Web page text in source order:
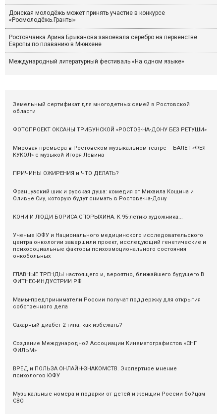
Донская молодёжь может принять участие в конкурсе
«Росмолодёжь.Гранты»
Ростовчанка Арина Брыканова завоевала серебро на первенстве
Европы по плаванию в Мюнхене
Международный литературный фестиваль «На одном языке»
Земельный сертификат для многодетных семей в Ростовской
области
ФОТОПРОЕКТ ОКСАНЫ ТРИБУНСКОЙ «РОСТОВ-НА-ДОНУ БЕЗ РЕТУШИ»
Мировая премьера в Ростовском музыкальном театре – БАЛЕТ «ФЕЯ
КУКОЛ» с музыкой Игоря Левина
ПРИЧИНЫ ОЖИРЕНИЯ и ЧТО ДЕЛАТЬ?
Французский шик и русская душа: комедия от Михаила Кощина и
Оливье Сиу, которую будут снимать в Ростове-на-Дону
КОНИ И ЛЮДИ БОРИСА СПОРЫХИНА. К 95-летию художника...
Ученые ЮФУ и Национального медицинского исследовательского
центра онкологии завершили проект, исследующий генетические и
психосоциальные факторы психоэмоционального состояния
онкобольных
ГЛАВНЫЕ ТРЕНДЫ настоящего и, вероятно, ближайшего будущего В
ФИТНЕС-ИНДУСТРИИ РФ
Мамы-предприниматели России получат поддержку для открытия
собственного дела
Сахарный диабет 2 типа: как избежать?
Cоздание Международной Ассоциации Кинематографистов «СНГ
ФИЛЬМ»
ВРЕД и ПОЛЬЗА ОНЛАЙН-ЗНАКОМСТВ. Экспертное мнение
психологов ЮФУ
Музыкальные номера и подарки от детей и женщин России бойцам
СВО